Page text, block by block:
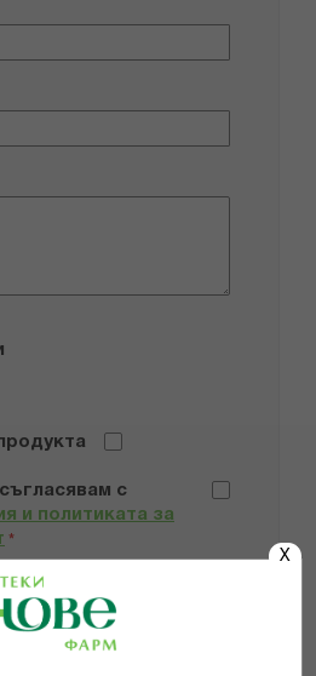
X
с
и политиката за
*
ИЗПРАТИ